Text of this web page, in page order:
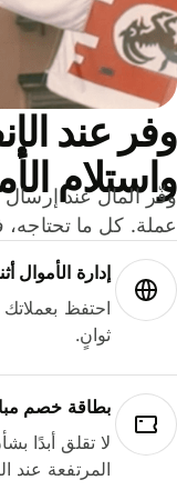
عند
كل ما تحتاجه،
إدارة الأموال
احتفظ بعملاتك
ثوانٍ.
بطاقة خصم
لا تقلق أبدًا
المرتفعة عند